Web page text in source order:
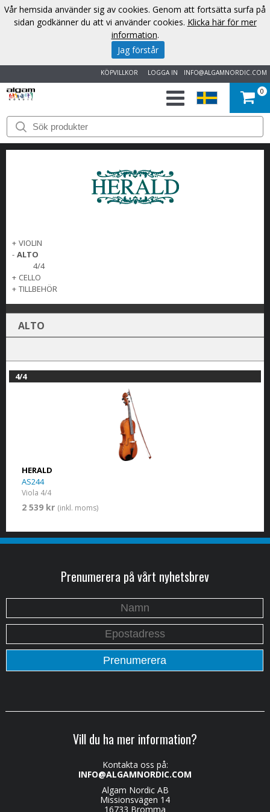
INFO@ALGAMNORDIC.COM
LOGGA IN
KÖPVILLKOR
START
VARUMÄRKEN
0
+ VIOLIN
- ALTO
4/4
+ CELLO
+ TILLBEHÖR
ALTO
4/4
HERALD
AS244
Viola 4/4
2 539 kr (inkl. moms)
Prenumerera på vårt nyhetsbrev
Vill du ha mer information?
Kontakta oss på:
INFO@ALGAMNORDIC.COM
Algam Nordic AB
Missionsvägen 14
16733 Bromma
Vår hemsida använder sig av cookies. Genom att fortsätta surfa på
sidan godkänner du att vi använder cookies. Klicka här för mer
information.
Jag förstår